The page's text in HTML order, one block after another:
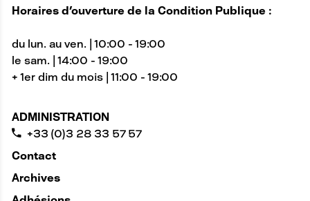
Horaires d'ouverture de la Condition Publique :
du lun. au ven. | 10:00 - 19:00
le sam. | 14:00 - 19:00
+ 1er dim du mois | 11:00 - 19:00
ADMINISTRATION
+33 (0)3 28 33 57 57
Contact
Archives